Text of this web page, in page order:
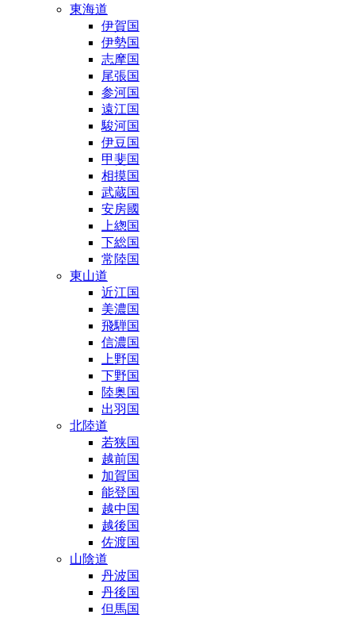
東海道
伊賀国
伊勢国
志摩国
尾張国
参河国
遠江国
駿河国
伊豆国
甲斐国
相摸国
武蔵国
安房國
上緫国
下総国
常陸国
東山道
近江国
美濃国
飛騨国
信濃国
上野国
下野国
陸奥国
出羽国
北陸道
若狭国
越前国
加賀国
能登国
越中国
越後国
佐渡国
山陰道
丹波国
丹後国
但馬国